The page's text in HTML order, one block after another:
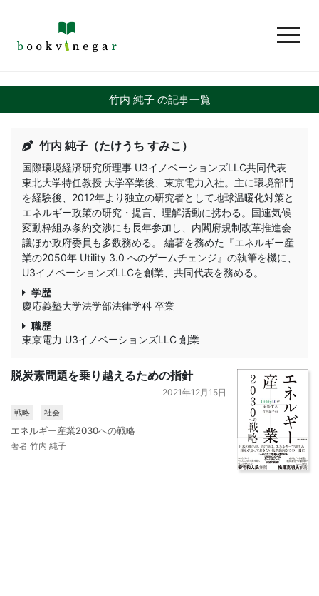
竹内 純子 の記事一覧
竹内 純子（たけうち すみこ）
国際環境経済研究所理事 U3イノベーションズLLC共同代表
東北大学特任教授 大学卒業後、東京電力入社。主に環境部門
を経験後、2012年より独立の研究者として地球温暖化対策と
エネルギー政策の研究・提言、理解活動に携わる。国連気候
変動枠組み条約交渉にも長年参加し、内閣府規制改革推進会
議ほか政府委員も多数務める。 編著を務めた『エネルギー産
業の2050年 Utility 3.0 へのゲームチェンジ』の執筆を機に、
U3イノベーションズLLCを創業、共同代表を務める。
学歴
慶応義塾大学法学部法律学科 卒業
職歴
東京電力 U3イノベーションズLLC 創業
脱炭素問題を乗り越えるための指針
2021年12月15日
戦略 社会
エネルギー産業2030への戦略
著者 竹内 純子